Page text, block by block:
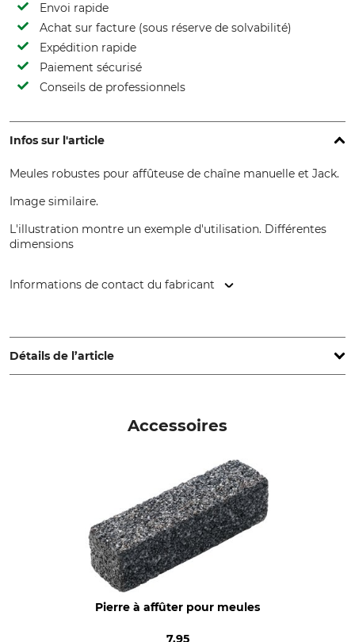
Envoi rapide
Achat sur facture (sous réserve de solvabilité)
Expédition rapide
Paiement sécurisé
Conseils de professionnels
Infos sur l'article
Meules robustes pour affûteuse de chaîne manuelle et Jack.
Image similaire.
L'illustration montre un exemple d'utilisation. Différentes
dimensions
Informations de contact du fabricant
59872 Meschede, Germany, www.theleico.de
Détails de l’article
Accessoires
Pierre à affûter pour meules
7,95